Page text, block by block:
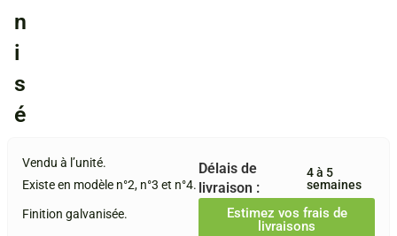
n
i
s
é
Vendu à l’unité.
Existe en modèle n°2, n°3 et n°4.
Finition galvanisée.
Délais de
livraison :
4 à 5
semaines
Estimez vos frais de
livraisons